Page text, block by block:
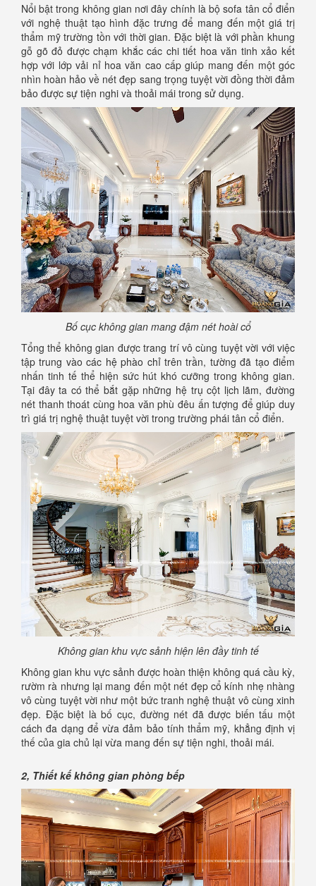
Nổi bật trong không gian nơi đây chính là bộ sofa tân cổ điển
với nghệ thuật tạo hình đặc trưng để mang đến một giá trị
thẩm mỹ trường tồn với thời gian. Đặc biệt là với phần khung
gỗ gõ đỏ được chạm khắc các chi tiết hoa văn tinh xảo kết
hợp với lớp vải nỉ hoa văn cao cấp giúp mang đến một góc
nhìn hoàn hảo về nét đẹp sang trọng tuyệt vời đồng thời đảm
bảo được sự tiện nghi và thoải mái trong sử dụng.
Bố cục không gian mang đậm nét hoài cổ
Tổng thể không gian được trang trí vô cùng tuyệt vời với việc
tập trung vào các hệ phào chỉ trên trần, tường đã tạo điểm
nhấn tinh tế thể hiện sức hút khó cưỡng trong không gian.
Tại đây ta có thể bắt gặp những hệ trụ cột lịch lãm, đường
nét thanh thoát cùng hoa văn phù đêu ấn tượng để giúp duy
trì giá trị nghệ thuật tuyệt vời trong trường phái tân cổ điển.
Không gian khu vực sảnh hiện lên đầy tinh tế
Không gian khu vực sảnh được hoàn thiện không quá cầu kỳ,
rườm rà nhưng lại mang đến một nét đẹp cổ kính nhẹ nhàng
vô cùng tuyệt vời như một bức tranh nghệ thuật vô cùng xinh
đẹp. Đặc biệt là bố cục, đường nét đã được biến tấu một
cách đa dạng để vừa đảm bảo tính thẩm mỹ, khẳng định vị
thế của gia chủ lại vừa mang đến sự tiện nghi, thoải mái.
2, Thiết kế không gian phòng bếp